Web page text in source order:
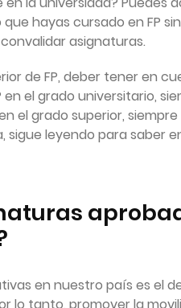
hayas cursado en FP
asignaturas.
de FP, deber tener en
el grado universitario,
el grado superior,
leyendo para saber
en nuestro país es el